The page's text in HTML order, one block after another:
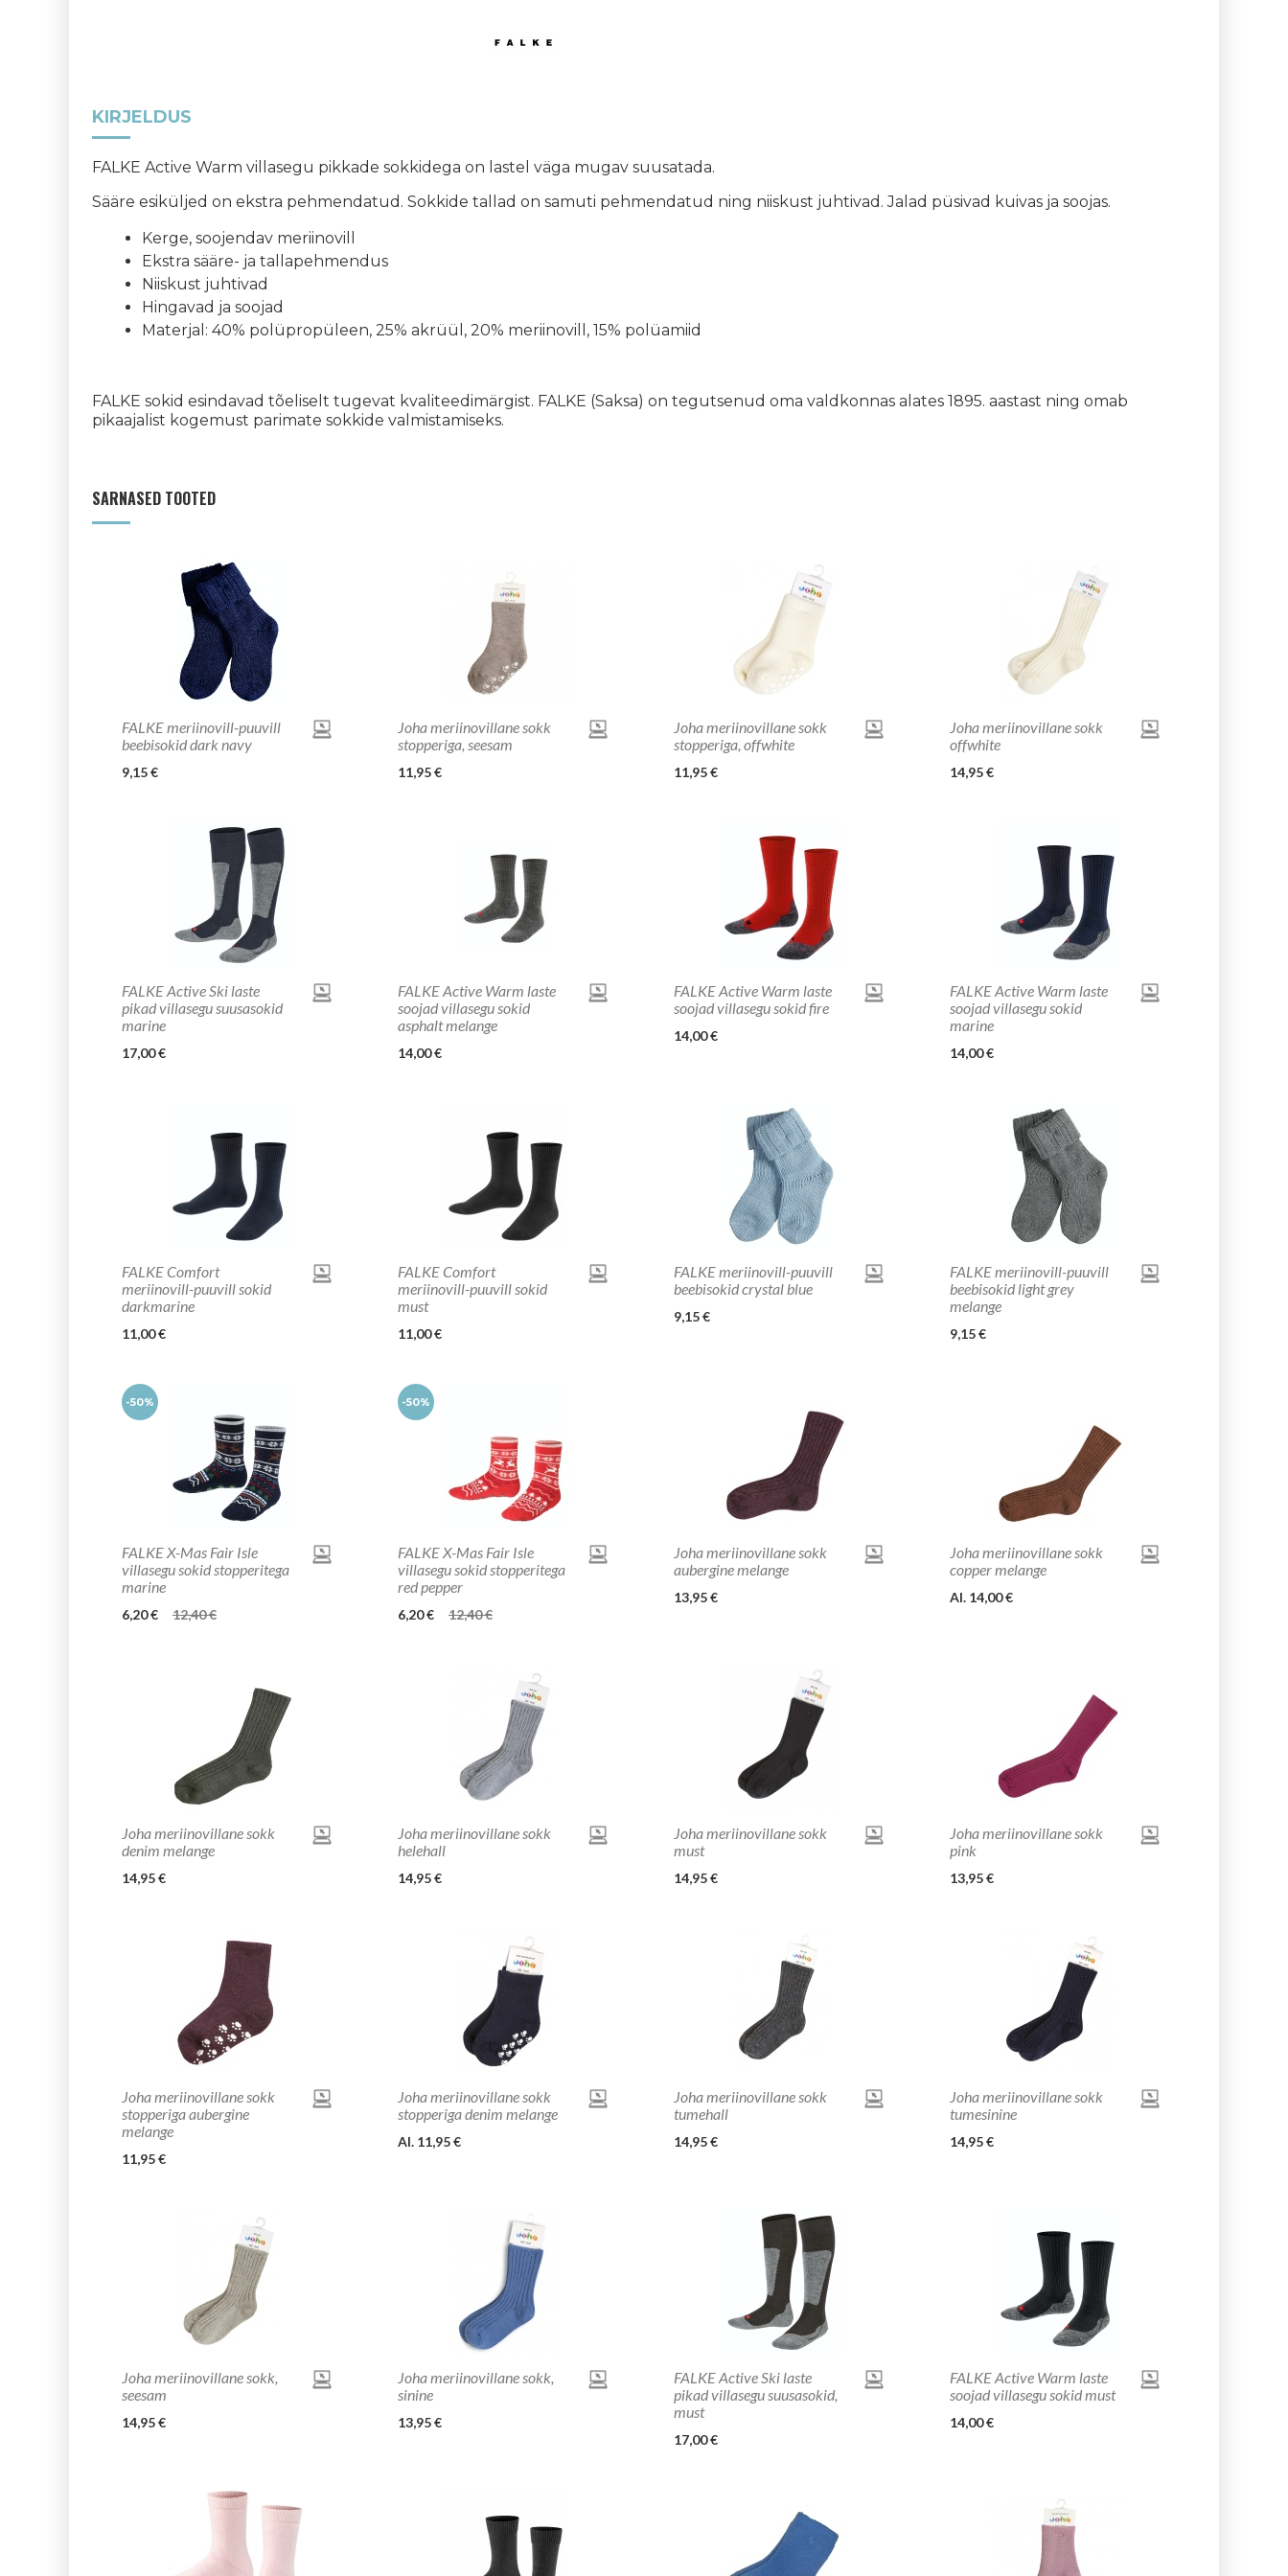
KIRJELDUS
FALKE Active Warm villasegu pikkade sokkidega on lastel väga mugav suusatada.
Sääre esiküljed on ekstra pehmendatud. Sokkide tallad on samuti pehmendatud ning niiskust juhtivad. Jalad püsivad kuivas ja soojas.
Kerge, soojendav meriinovill
Ekstra sääre- ja tallapehmendus
Niiskust juhtivad
Hingavad ja soojad
Materjal: 40% polüpropüleen, 25% akrüül, 20% meriinovill, 15% polüamiid
FALKE sokid esindavad tõeliselt tugevat kvaliteedimärgist. FALKE (Saksa) on tegutsenud oma valdkonnas alates 1895. aastast ning omab
pikaajalist kogemust parimate sokkide valmistamiseks.
SARNASED TOOTED
FALKE meriinovill-puuvill
beebisokid dark navy
9,15 €
Joha meriinovillane sokk
stopperiga, seesam
11,95 €
Joha meriinovillane sokk
stopperiga, offwhite
11,95 €
Joha meriinovillane sokk
offwhite
14,95 €
FALKE Active Ski laste
pikad villasegu suusasokid
marine
17,00 €
FALKE Active Warm laste
soojad villasegu sokid
asphalt melange
14,00 €
FALKE Active Warm laste
soojad villasegu sokid fire
14,00 €
FALKE Active Warm laste
soojad villasegu sokid
marine
14,00 €
FALKE Comfort
meriinovill-puuvill sokid
darkmarine
11,00 €
FALKE Comfort
meriinovill-puuvill sokid
must
11,00 €
FALKE meriinovill-puuvill
beebisokid crystal blue
9,15 €
FALKE meriinovill-puuvill
beebisokid light grey
melange
9,15 €
-50%
FALKE X-Mas Fair Isle
villasegu sokid stopperitega
marine
6,20 € 12,40 €
-50%
FALKE X-Mas Fair Isle
villasegu sokid stopperitega
red pepper
6,20 € 12,40 €
Joha meriinovillane sokk
aubergine melange
13,95 €
Joha meriinovillane sokk
copper melange
Al. 14,00 €
Joha meriinovillane sokk
denim melange
14,95 €
Joha meriinovillane sokk
helehall
14,95 €
Joha meriinovillane sokk
must
14,95 €
Joha meriinovillane sokk
pink
13,95 €
Joha meriinovillane sokk
stopperiga aubergine
melange
11,95 €
Joha meriinovillane sokk
stopperiga denim melange
Al. 11,95 €
Joha meriinovillane sokk
tumehall
14,95 €
Joha meriinovillane sokk
tumesinine
14,95 €
Joha meriinovillane sokk,
seesam
14,95 €
Joha meriinovillane sokk,
sinine
13,95 €
FALKE Active Ski laste
pikad villasegu suusasokid,
must
17,00 €
FALKE Active Warm laste
soojad villasegu sokid must
14,00 €